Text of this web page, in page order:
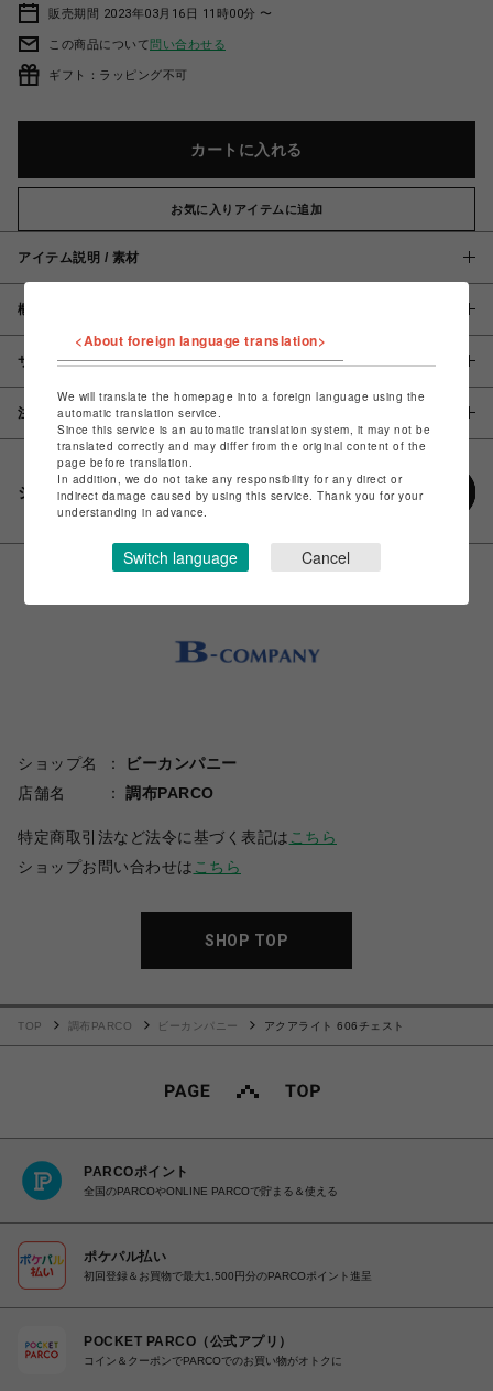
販売期間 2023年03月16日 11時00分 〜
この商品について問い合わせる
ギフト：ラッピング不可
カートに入れる
お気に入りアイテムに追加
アイテム説明 / 素材
概要
サイズ
注意事項
シェアする
ショップ名
ビーカンパニー
店舗名
調布PARCO
特定商取引法など法令に基づく表記は こちら
ショップお問い合わせは こちら
SHOP TOP
TOP 調布PARCO ビーカンパニー アクアライト 606チェスト
PARCOポイント
全国のPARCOやONLINE PARCOで貯まる＆使える
ポケパル払い
初回登録＆お買物で最大1,500円分のPARCOポイント進呈
POCKET PARCO（公式アプリ）
コイン＆クーポンでPARCOでのお買い物がオトクに
<About foreign language translation>
We will translate the homepage into a foreign language using the
automatic translation service.
Since this service is an automatic translation system, it may not be
translated correctly and may differ from the original content of the
page before translation.
In addition, we do not take any responsibility for any direct or
indirect damage caused by using this service. Thank you for your
understanding in advance.
Switch language Cancel